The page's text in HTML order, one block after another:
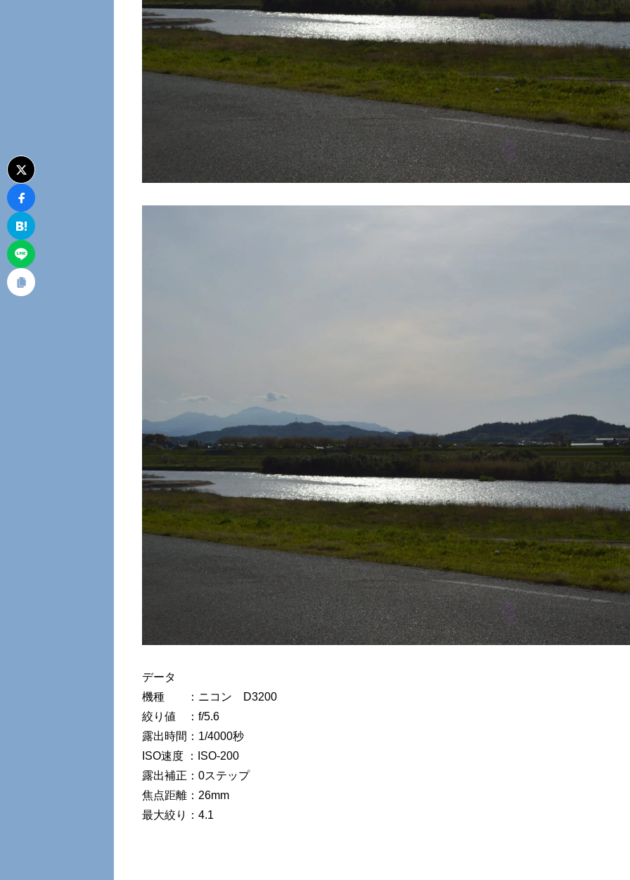
データ
機種 ：ニコン D3200
絞り値 ：f/5.6
露出時間：1/4000秒
ISO速度 ：ISO-200
露出補正：0ステップ
焦点距離：26mm
最大絞り：4.1